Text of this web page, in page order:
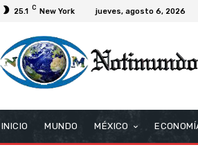
25.1 C New York jueves, agosto 6, 2026
INICIO MUNDO MÉXICO